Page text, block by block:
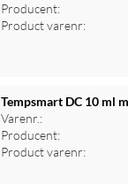
Log ind
Producent:
Product varenr:
Log ind
Tempsmart DC 10 ml
Varenr.:
Producent:
Product varenr: